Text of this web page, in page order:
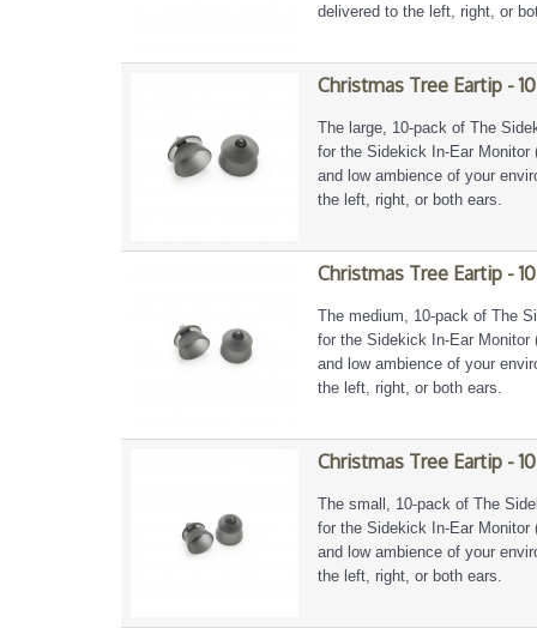
delivered to the left, right, or
Christmas Tree Eartip -
The large, 10-pack of The
for the Sidekick In-Ear Monitor
and low ambience of your
the left, right, or both ears.
Christmas Tree Eartip -
The medium, 10-pack of The
for the Sidekick In-Ear Monitor
and low ambience of your
the left, right, or both ears.
Christmas Tree Eartip -
The small, 10-pack of The
for the Sidekick In-Ear Monitor
and low ambience of your
the left, right, or both ears.